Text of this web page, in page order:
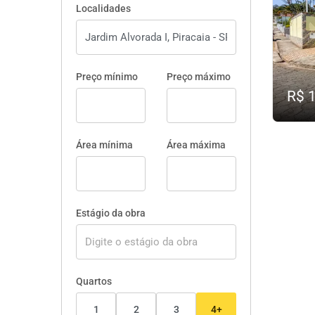
Localidades
Preço mínimo Preço máximo
Área mínima Área máxima
Estágio da obra
Quartos
1 2 3 4+
R$